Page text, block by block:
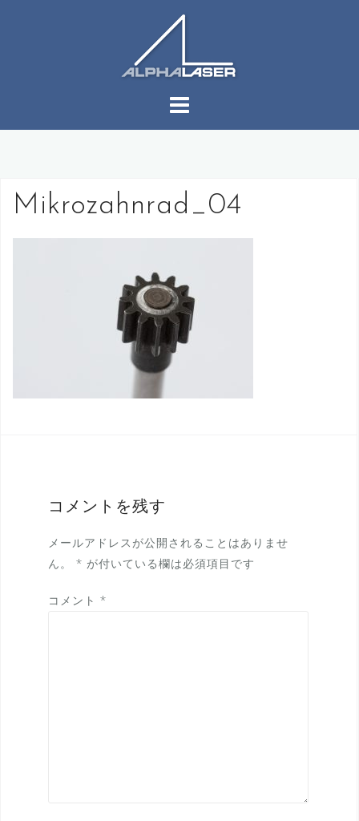
ス
Mikrozahnrad_04
コメントを残す
メールアドレスが公開されることはありませ
ん。
* が付いている欄は必須項目です
コメント *